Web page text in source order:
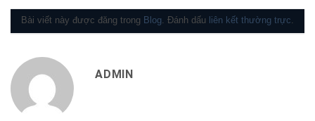
Bài viết này được đăng trong Blog. Đánh dấu liên kết thường trực.
ADMIN